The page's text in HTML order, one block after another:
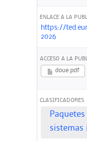
ENLACE A LA
https://
2026
ACCESO A LA
doue.pdf
CLASIFICADORES